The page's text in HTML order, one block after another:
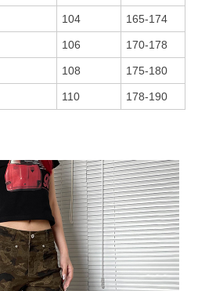
104 165-174
106 170-178
108 175-180
110 178-190